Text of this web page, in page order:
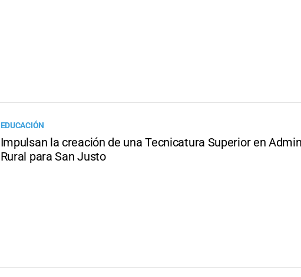
EDUCACIÓN
Impulsan la creación de una Tecnicatura Superior en
Rural para San Justo